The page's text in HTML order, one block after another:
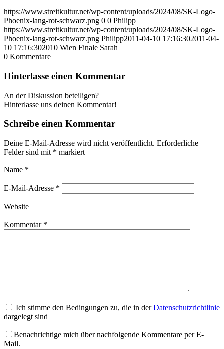
https://www.streitkultur.net/wp-content/uploads/2024/08/SK-Logo-
Phoenix-lang-rot-schwarz.png 0 0 Philipp
https://www.streitkultur.net/wp-content/uploads/2024/08/SK-Logo-
Phoenix-lang-rot-schwarz.png Philipp2011-04-10 17:16:302011-04-
10 17:16:302010 Wien Finale Sarah
0 Kommentare
Hinterlasse einen Kommentar
An der Diskussion beteiligen?
Hinterlasse uns deinen Kommentar!
Schreibe einen Kommentar
Deine E-Mail-Adresse wird nicht veröffentlicht. Erforderliche
Felder sind mit * markiert
Name *
E-Mail-Adresse *
Website
Kommentar *
Ich stimme den Bedingungen zu, die in derDatenschutzrichtlinie
dargelegt sind
Benachrichtige mich über nachfolgende Kommentare per E-
Mail.